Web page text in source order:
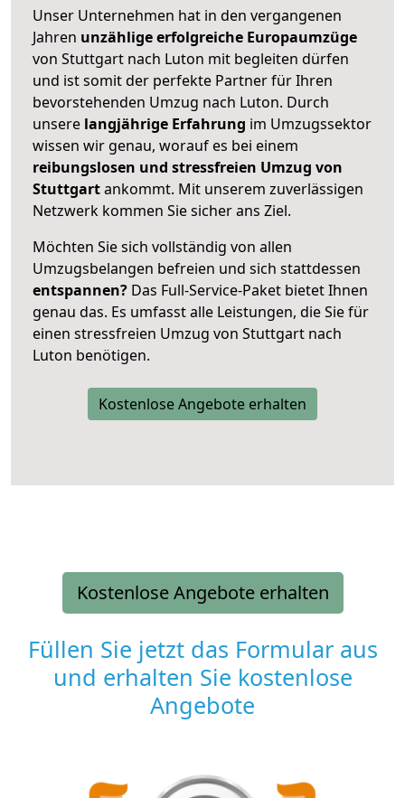
Unser Unternehmen hat in den vergangenen
Jahren unzählige erfolgreiche Europaumzüge
von Stuttgart nach Luton mit begleiten dürfen
und ist somit der perfekte Partner für Ihren
bevorstehenden Umzug nach Luton. Durch
unsere langjährige Erfahrung im Umzugssektor
wissen wir genau, worauf es bei einem
reibungslosen und stressfreien Umzug von
Stuttgartankommt. Mit unserem zuverlässigen
Netzwerk kommen Sie sicher ans Ziel.
Möchten Sie sich vollständig von allen
Umzugsbelangen befreien und sich stattdessen
entspannen? Das Full-Service-Paket bietet Ihnen
genau das. Es umfasst alle Leistungen, die Sie für
einen stressfreien Umzug von Stuttgart nach
Luton benötigen.
Kostenlose Angebote erhalten
Kostenlose Angebote erhalten
Füllen Sie jetzt das Formular aus
und erhalten Sie kostenlose
Angebote